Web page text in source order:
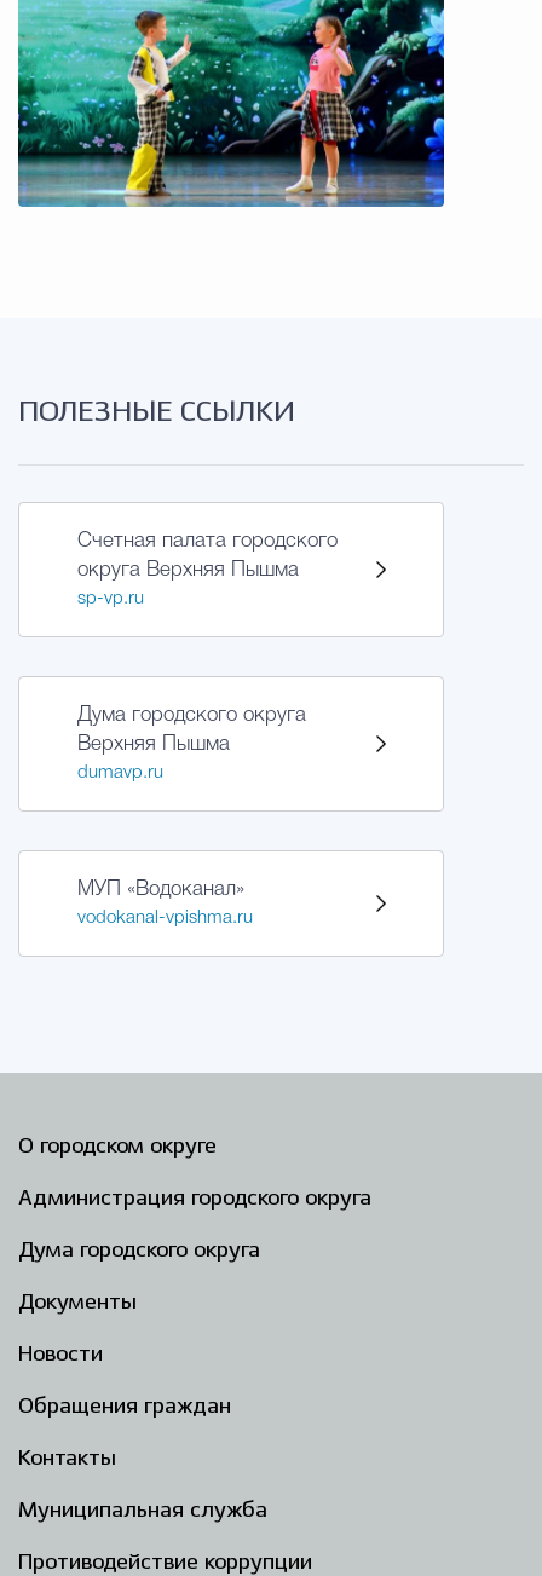
ПОЛЕЗНЫЕ ССЫЛКИ
Счетная палата городского
округа Верхняя Пышма
sp-vp.ru
Дума городского округа
Верхняя Пышма
dumavp.ru
МУП «Водоканал»
vodokanal-vpishma.ru
О городском округе
Администрация городского округа
Дума городского округа
Документы
Новости
Обращения граждан
Контакты
Муниципальная служба
Противодействие коррупции